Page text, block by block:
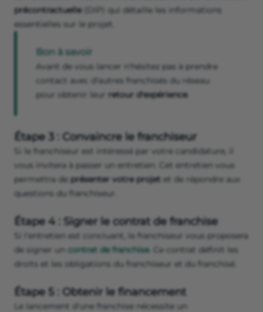
précontractuelle(DIP) qui détaille les informations
essentielles sur le projet.
Bon à savoir
Avant de vous lancer n'hésitez pas à prendre
contact avec d'autres franchisés du réseau
pour obtenir leur retour d'expérience.
Étape 3 : Convaincre le franchiseur
Si le franchiseur est intéressé par votre candidature, il
vous invitera à passer un entretien. Cet entretien vous
permettra de présenter votre projet et de répondre aux
questions du franchiseur.
Étape 4 : Signer le contrat de franchise
Si l'entretien est concluant, le franchiseur vous proposera
de signer un contrat de franchise. Ce contrat définit les
droits et les obligations du franchiseur et du franchisé.
Étape 5 : Obtenir le financement
Le lancement d'une franchise nécessite un